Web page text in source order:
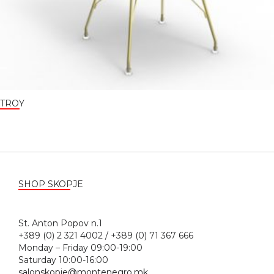
TROY
SHOP SKOPJE
St. Anton Popov n.1
+389 (0) 2 321 4002 / +389 (0) 71 367 666
Monday – Friday 09:00-19:00
Saturday 10:00-16:00